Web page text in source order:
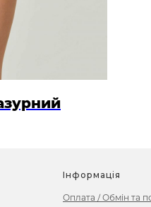
Інформація
Оплата / Обмін та